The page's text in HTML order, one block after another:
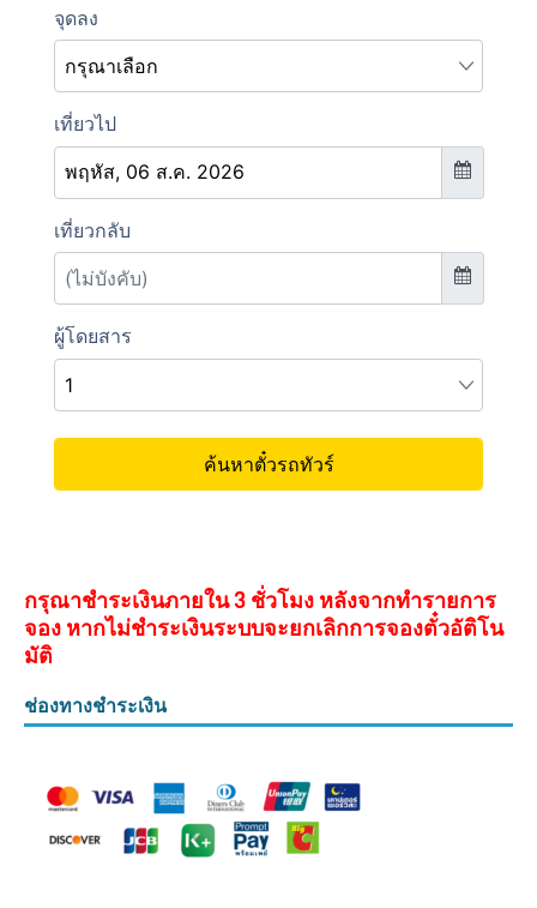
กรุณาชำระเงินภายใน 3 ชั่วโมง หลังจากทำรายการ
จอง หากไม่ชำระเงินระบบจะยกเลิกการจองตั๋วอัติโน
มัติ
ช่องทางชำระเงิน